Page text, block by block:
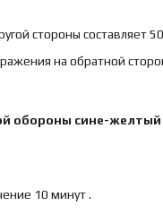
стороны составляет
на обратной
обороны сине-желтый
10 минут .